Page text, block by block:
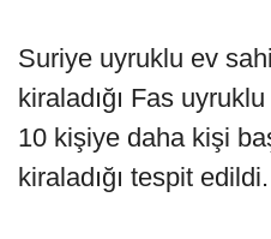
Suriye uyruklu ev
kiraladığı Fas
10 kişiye daha kişi
kiraladığı tespit edildi.